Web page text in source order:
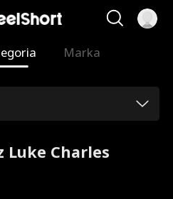
Marka
Luke Charles